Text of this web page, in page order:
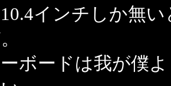
インチしか無
ボードは我が僕